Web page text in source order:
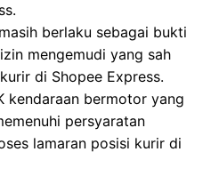
berlaku sebagai bukti
mengemudi yang sah
di Shopee Express.
kendaraan bermotor yang
persyaratan
lamaran posisi kurir di